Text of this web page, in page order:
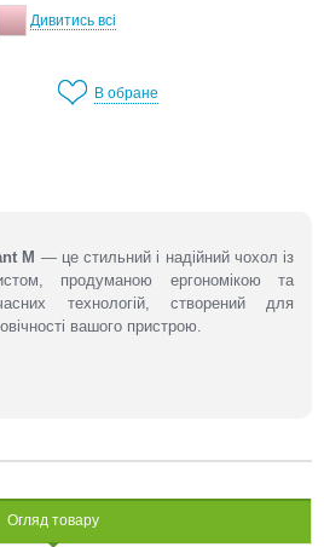
Дивитись всі
В обране
M — це стильний і надійний чохол із
продуманою ергономікою та
технологій, створений для
вашого пристрою.
Огляд товару